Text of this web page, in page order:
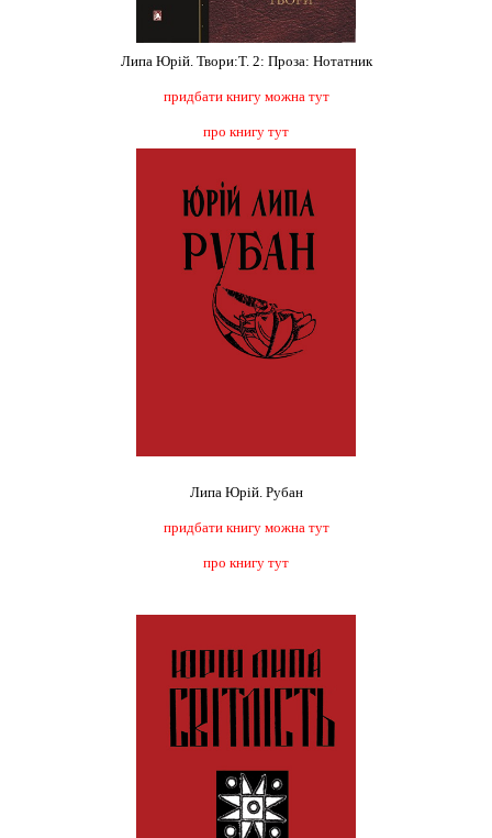
Липа Юрій. Твори:Т. 2: Проза: Нотатник
придбати книгу можна тут
про книгу тут
Липа Юрій. Рубан
придбати книгу можна тут
про книгу тут